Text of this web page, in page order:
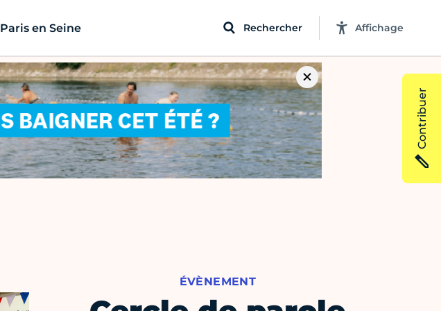
Paris en Seine Rechercher Affichage
ÉVÈNEMENT
Contribuer